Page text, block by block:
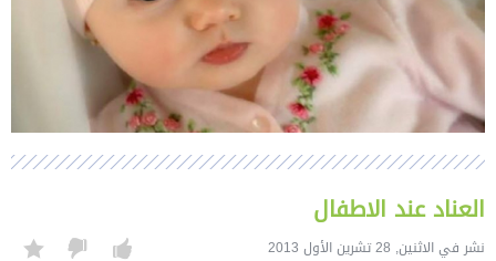
العناد عند الاطفال
نشر في الاثنين, 28 تشرين الأول 2013